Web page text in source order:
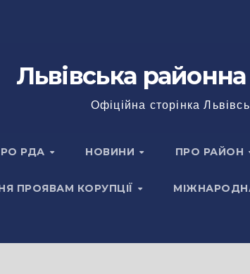
Львівська
Офіційна сторінка
РДА НОВИНИ ПРО РАЙОН
ПРОЯВАМ КОРУПЦІЇ